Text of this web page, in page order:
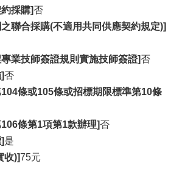
採購]否
聯合採購(不適用共同供應契約規定)]
業技師簽證規則實施技師簽證]否
否
條或105條或招標期限標準第10條
條第1項第1款辦理]否
是
收)]75元